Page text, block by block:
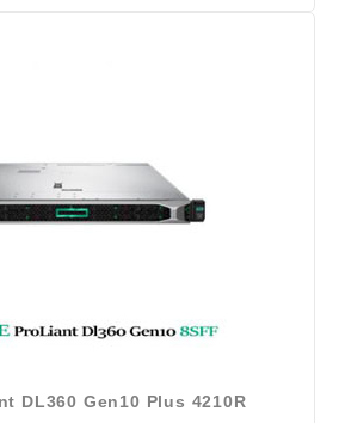
DL360 Gen10 Plus 4210R